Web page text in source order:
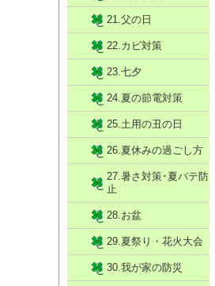
21.父の日
22.カビ対策
23.七夕
24.夏の節電対策
25.土用の丑の日
26.夏休みの過ごし方
27.暑さ対策･夏バテ防
止
28.お盆
29.夏祭り・花火大会
30.我が家の防災